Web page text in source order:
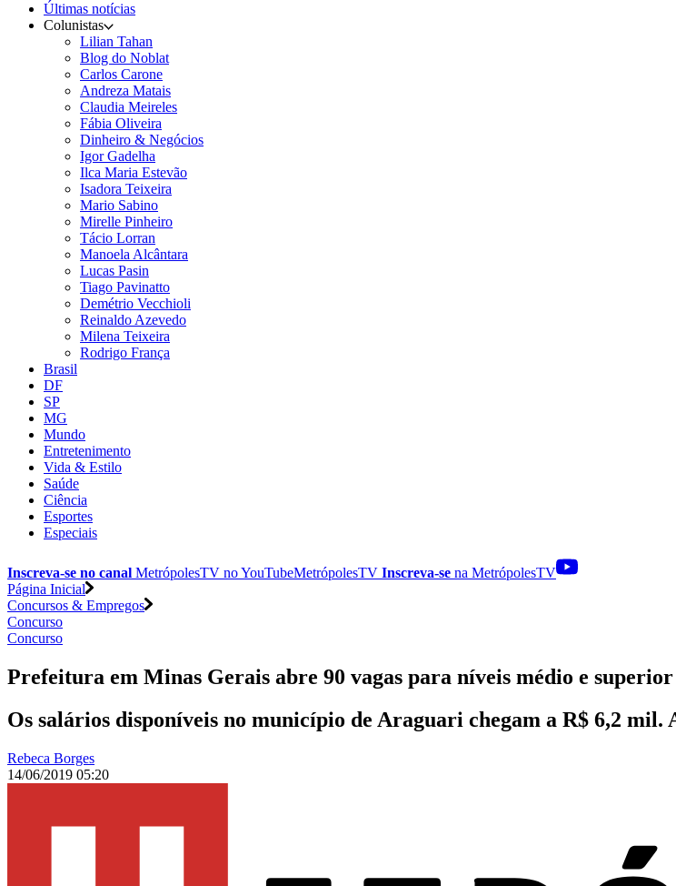
Últimas notícias
Colunistas
Lilian Tahan
Blog do Noblat
Carlos Carone
Andreza Matais
Claudia Meireles
Fábia Oliveira
Dinheiro & Negócios
Igor Gadelha
Ilca Maria Estevão
Isadora Teixeira
Mario Sabino
Mirelle Pinheiro
Tácio Lorran
Manoela Alcântara
Lucas Pasin
Tiago Pavinatto
Demétrio Vecchioli
Reinaldo Azevedo
Milena Teixeira
Rodrigo França
Brasil
DF
SP
MG
Mundo
Entretenimento
Vida & Estilo
Saúde
Ciência
Esportes
Especiais
Inscreva-se no canal MetrópolesTV noYouTubeMetrópolesTV Inscreva-se na MetrópolesTV
Página Inicial
Concursos & Empregos
Concurso
Concurso
Prefeitura em Minas Gerais abre 90 vagas para níveis médio e superior
Os salários disponíveis no município de Araguari chegam a R$ 6,2 mil.
Rebeca Borges
14/06/2019 05:20